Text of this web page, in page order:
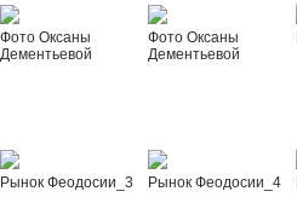
Фото Оксаны
Дементьевой
Фото Оксаны
Дементьевой
Рынок Феодосии_3 Рынок Феодосии_4